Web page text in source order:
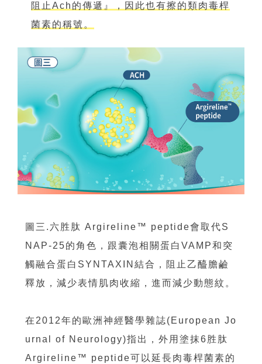
阻止Ach的傳遞』，因此也有擦的類肉毒桿
菌素的稱號。
圖三.六胜肽 Argireline™ peptide會取代S
NAP-25的角色，跟囊泡相關蛋白VAMP和突
觸融合蛋白SYNTAXIN結合，阻止乙醯膽鹼
釋放，減少表情肌肉收縮，進而減少動態紋。
在2012年的歐洲神經醫學雜誌(European Jo
urnal of Neurology)指出，外用塗抹6胜肽
Argireline™ peptide可以延長肉毒桿菌素的